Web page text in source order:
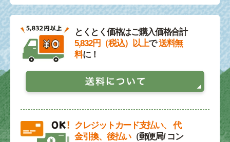
とくとく価格はご購入価格合計
5,832円（税込）以上で送料無
料に！
クレジットカード支払い、 代
金引換、後払い（郵便局/ コン